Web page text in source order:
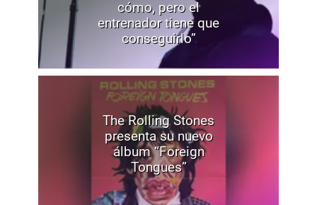
cómo, pero el
entrenador tiene que
conseguirlo”
The Rolling Stones
presenta su nuevo
álbum “Foreign
Tongues”